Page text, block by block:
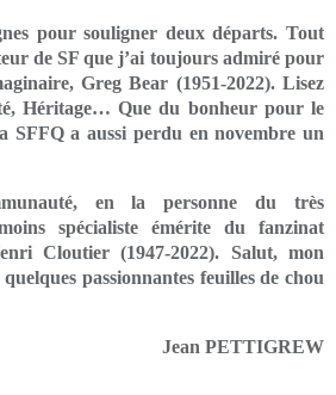
pour souligner deux départs. Tout
de SF que j’ai toujours admiré pour
Greg Bear (1951-2022). Lisez
Héritage… Que du bonheur pour le
SFFQ a aussi perdu en novembre un
en la personne du très
spécialiste émérite du fanzinat
Cloutier (1947-2022). Salut, mon
passionnantes feuilles de chou
Jean PETTIGREW